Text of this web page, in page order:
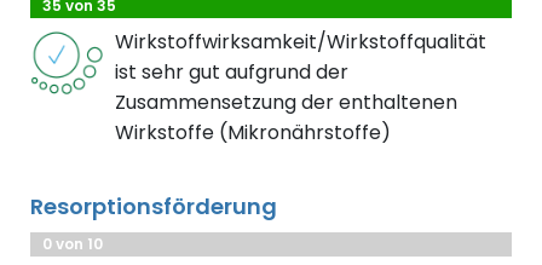
35 von 35
Wirkstoffwirksamkeit/Wirkstoffqualität
ist sehr gut aufgrund der
Zusammensetzung der enthaltenen
Wirkstoffe (Mikronährstoffe)
Resorptionsförderung
0 von 10